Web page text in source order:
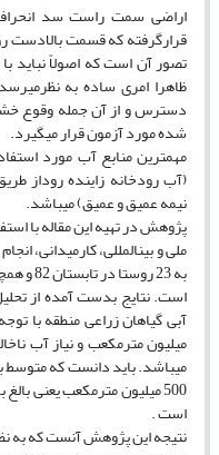
اراضى سمت راست سد
قرارگرفته که قسمت بالادست
تصور آن است که اصولاً نباید
ظاهرا امرى ساده به
دسترس و از آن جمله وقوع
شده مورد آزمون قرار مى‏گیرد.
مهمترین منابع آب مورد
(آب رودخانه زاینده روداز
نیمه عمیق و عمیق) مى‏باشد.
پژوهش در تهیه این مقاله با
است. نتایج بدست آمده از
مى‏باشد. باید دانست که
است .
نتیجه این پژوهش آنست که به